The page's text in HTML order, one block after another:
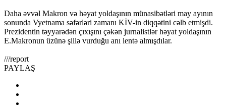
Daha əvvəl Makron və həyat yoldaşının münasibətləri may ayının
sonunda Vyetnama səfərləri zamanı KİV-in diqqətini cəlb etmişdi.
Prezidentin təyyarədən çıxışını çəkən jurnalistlər həyat yoldaşının
E.Makronun üzünə şillə vurduğu anı lentə almışdılar.
///report
PAYLAŞ